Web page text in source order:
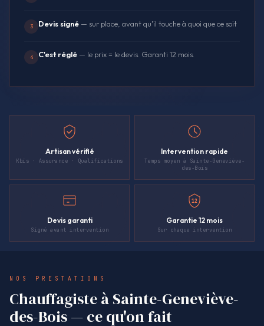
3 Devis signé — sur place, avant qu'il touche à quoi que ce soit
4 C'est réglé — le prix = le devis. Garanti 12 mois.
Artisan vérifié
Kbis · Assurance · Qualifications
Intervention rapide
Temps moyen à Sainte-Geneviève-
des-Bois
Devis garanti
Signé avant intervention
12
Garantie 12 mois
Sur chaque intervention
NOS PRESTATIONS
Chauffagiste à Sainte-Geneviève-
des-Bois — ce qu'on fait